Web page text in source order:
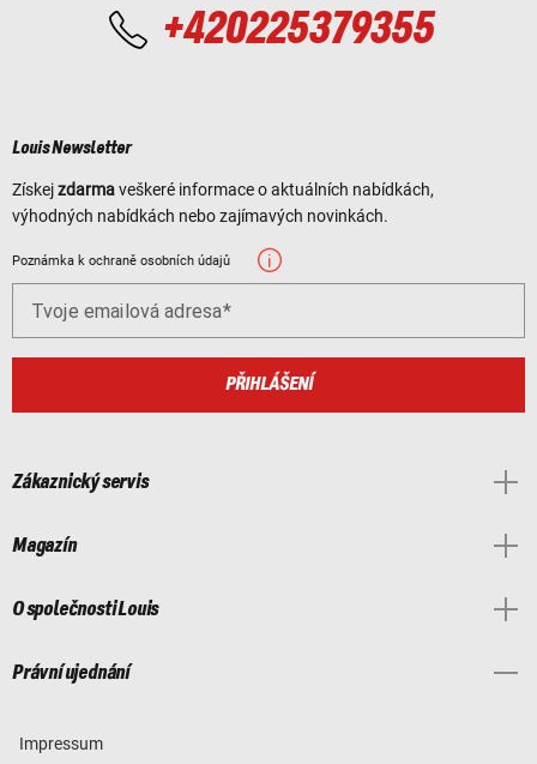
+420225379355
Louis Newsletter
Získejzdarmaveškeré informace o aktuálních nabídkách,
výhodných nabídkách nebo zajímavých novinkách.
Poznámka k ochraně osobních údajů
Tvoje emailová adresa
PŘIHLÁŠENÍ
Zákaznický servis
Magazín
O společnosti Louis
Právní ujednání
Impressum